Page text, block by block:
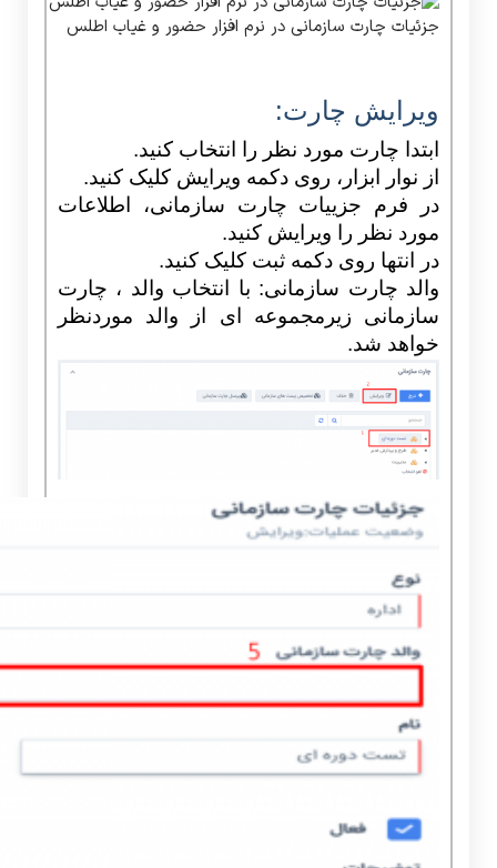
جزئیات چارت سازمانی در نرم افزار حضور و غیاب اطلس
ویرایش چارت:
ابتدا چارت مورد نظر را انتخاب کنید.
از نوار ابزار، روی دکمه ویرایش کلیک کنید.
در فرم جزییات چارت سازمانی، اطلاعات
مورد نظر را ویرایش کنید.
در انتها روی دکمه ثبت کلیک کنید.
والد چارت سازمانی: با انتخاب والد ، چارت
سازمانی زیرمجموعه ای از والد موردنظر
خواهد شد.